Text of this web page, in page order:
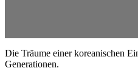
Die Träume einer koreanischen
Generationen.